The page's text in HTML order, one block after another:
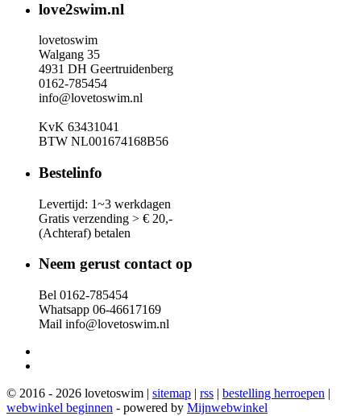
love2swim.nl
lovetoswim
Walgang 35
4931 DH Geertruidenberg
0162-785454
info@lovetoswim.nl
KvK 63431041
BTW NL001674168B56
Bestelinfo
Levertijd: 1~3 werkdagen
Gratis verzending > € 20,-
(Achteraf) betalen
Neem gerust contact op
Bel 0162-785454
Whatsapp 06-46617169
Mail info@lovetoswim.nl
© 2016 - 2026 lovetoswim | sitemap | rss | bestelling herroepen |
webwinkel beginnen - powered by Mijnwebwinkel